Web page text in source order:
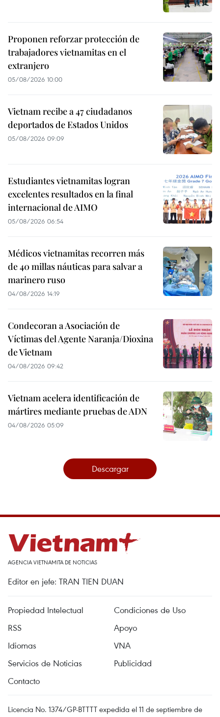
Proponen reforzar protección de
trabajadores vietnamitas en el
extranjero
05/08/2026 10:00
Vietnam recibe a 47 ciudadanos
deportados de Estados Unidos
05/08/2026 09:09
Estudiantes vietnamitas logran
excelentes resultados en la final
internacional de AIMO
05/08/2026 06:54
Médicos vietnamitas recorren más
de 40 millas náuticas para salvar a
marinero ruso
04/08/2026 14:19
Condecoran a Asociación de
Víctimas del Agente Naranja/Dioxina
de Vietnam
04/08/2026 09:42
Vietnam acelera identificación de
mártires mediante pruebas de ADN
04/08/2026 05:09
Descargar
AGENCIA VIETNAMITA DE NOTICIAS
Editor en jefe: TRAN TIEN DUAN
Propiedad Intelectual
Condiciones de Uso
RSS
Apoyo
Idiomas
VNA
Servicios de Noticias
Publicidad
Contacto
Licencia No. 1374/GP-BTTTT expedida el 11 de septiembre de